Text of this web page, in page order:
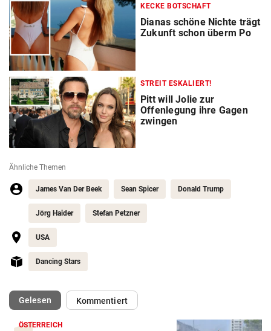
KECKE BOTSCHAFT
Dianas schöne Nichte trägt
Zukunft schon überm Po
STREIT ESKALIERT!
Pitt will Jolie zur
Offenlegung ihre Gagen
zwingen
Ähnliche Themen
James Van Der Beek Sean Spicer Donald Trump
Jörg Haider Stefan Petzner
USA
Dancing Stars
Gelesen(ausgewählt)Kommentiert
ÖSTERREICH